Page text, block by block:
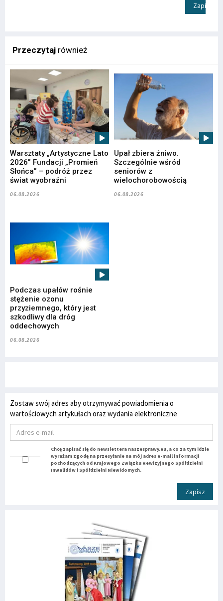
Zapisz
Przeczytaj również
Warsztaty „Artystyczne Lato
2026” Fundacji „Promień
Słońca” – podróż przez
świat wyobraźni
06.08.2026
Upał zbiera żniwo.
Szczególnie wśród
seniorów z
wielochorobowością
06.08.2026
Podczas upałów rośnie
stężenie ozonu
przyziemnego, który jest
szkodliwy dla dróg
oddechowych
06.08.2026
Zostaw swój adres aby otrzymywać powiadomienia o
wartościowych artykułach oraz wydania elektroniczne
Chcę zapisać się do newslettera naszesprawy.eu, a co za tym idzie
wyrażam zgodę na przesyłanie na mój adres e-mail informacji
pochodzących od Krajowego Związku Rewizyjnego Spółdzielni
Inwalidów i Spółdzielni Niewidomych.
Zapisz